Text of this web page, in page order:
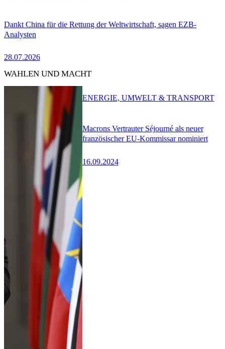
Dankt China für die Rettung der Weltwirtschaft, sagen EZB-
Analysten
28.07.2026
WAHLEN UND MACHT
Macrons Vertrauter Séjourné als neuer
französischer EU-Kommissar nominiert
16.09.2024
ENERGIE, UMWELT & TRANSPORT